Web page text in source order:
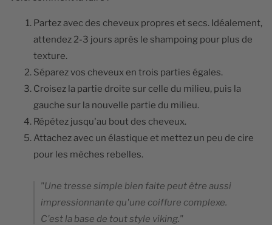
Partez avec des cheveux propres et secs. Idéalement,
attendez 2-3 jours après le shampoing pour plus de
texture.
Séparez vos cheveux en trois parties égales.
Croisez la partie droite sur celle du milieu, puis la
gauche sur la nouvelle partie du milieu.
Répétez jusqu'au bout des cheveux.
Attachez avec un élastique et mettez un peu de cire
pour les mèches rebelles.
"Une tresse simple bien faite peut être aussi
impressionnante qu'une coiffure complexe.
C'est la base de tout style viking."